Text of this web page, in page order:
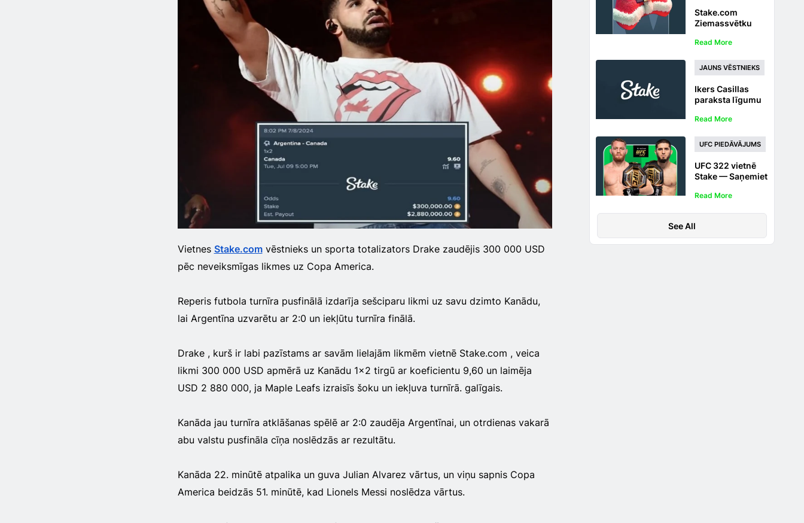
Vietnes Stake.comvēstnieks un sporta totalizators Drake zaudējis 300 000 USD
pēc neveiksmīgas likmes uz Copa America.
Reperis futbola turnīra pusfinālā izdarīja sešciparu likmi uz savu dzimto Kanādu,
lai Argentīna uzvarētu ar 2:0 un iekļūtu turnīra finālā.
Drake , kurš ir labi pazīstams ar savām lielajām likmēm vietnē Stake.com , veica
likmi 300 000 USD apmērā uz Kanādu 1x2 tirgū ar koeficientu 9,60 un laimēja
USD 2 880 000, ja Maple Leafs izraisīs šoku un iekļuva turnīrā. galīgais.
Kanāda jau turnīra atklāšanas spēlē ar 2:0 zaudēja Argentīnai, un otrdienas vakarā
abu valstu pusfināla cīņa noslēdzās ar rezultātu.
Kanāda 22. minūtē atpalika un guva Julian Alvarez vārtus, un viņu sapnis Copa
America beidzās 51. minūtē, kad Lionels Messi noslēdza vārtus.
Stake.com
Ziemassvētku
tiešsaistes likmju
Read More
JAUNS VĒSTNIEKS
Ikers Casillas
paraksta līgumu
globāls zīmola
Read More
UFC PIEDĀVĀJUMS
UFC 322 vietnē
Stake — Saņemiet
likmēm starp
Islam Makhachev
Read More
See All